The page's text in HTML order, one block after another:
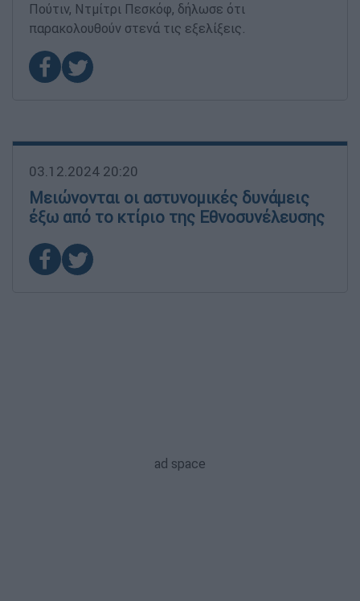
Πούτιν, Ντμίτρι Πεσκόφ, δήλωσε ότι
παρακολουθούν στενά τις εξελίξεις.
03.12.2024 20:20
Μειώνονται οι αστυνομικές δυνάμεις
έξω από το κτίριο της Εθνοσυνέλευσης